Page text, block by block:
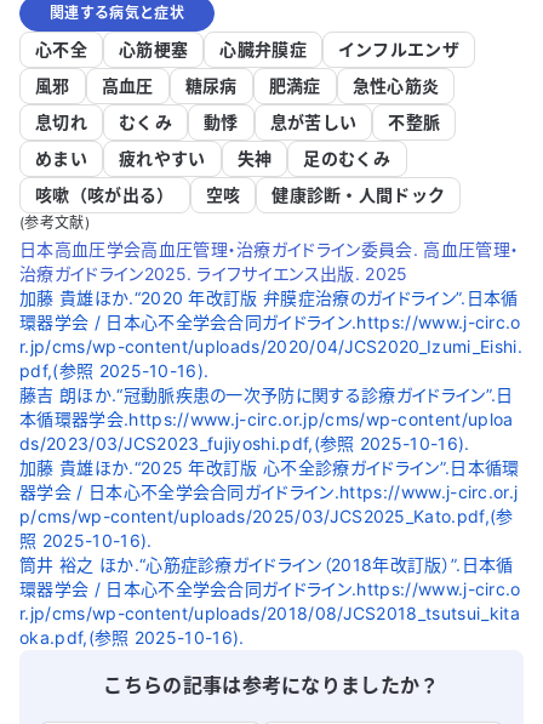
関連する病気と症状
心不全 心筋梗塞 心臓弁膜症
インフルエンザ
風邪
高血圧 糖尿病 肥満症
急性心筋炎
息切れ
むくみ 動悸 息が苦しい
不整脈
めまい
疲れやすい 失神
足のむくみ
咳嗽（咳が出る）
空咳 健康診断・人間ドック
(参考文献)
日本高血圧学会高血圧管理・治療ガイドライン委員会. 高血圧管理・
治療ガイドライン2025. ライフサイエンス出版. 2025
加藤 貴雄ほか.“2020 年改訂版 弁膜症治療のガイドライン”.日本循
環器学会 / 日本心不全学会合同ガイドライン.https://www.j-circ.o
r.jp/cms/wp-content/uploads/2020/04/JCS2020_Izumi_Eishi.
pdf,(参照 2025-10-16).
藤吉 朗ほか.“冠動脈疾患の一次予防に関する診療ガイドライン”.日
本循環器学会.https://www.j-circ.or.jp/cms/wp-content/uploa
ds/2023/03/JCS2023_fujiyoshi.pdf,(参照 2025-10-16).
加藤 貴雄ほか.“2025 年改訂版 心不全診療ガイドライン”.日本循環
器学会 / 日本心不全学会合同ガイドライン.https://www.j-circ.or.j
p/cms/wp-content/uploads/2025/03/JCS2025_Kato.pdf,(参
照 2025-10-16).
筒井 裕之 ほか.“心筋症診療ガイドライン（2018年改訂版）”.日本循
環器学会 / 日本心不全学会合同ガイドライン.https://www.j-circ.o
r.jp/cms/wp-content/uploads/2018/08/JCS2018_tsutsui_kita
oka.pdf,(参照 2025-10-16).
こちらの記事は参考になりましたか？